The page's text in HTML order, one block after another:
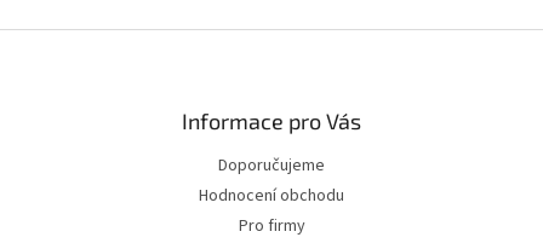
Informace pro Vás
Doporučujeme
Hodnocení obchodu
Pro firmy